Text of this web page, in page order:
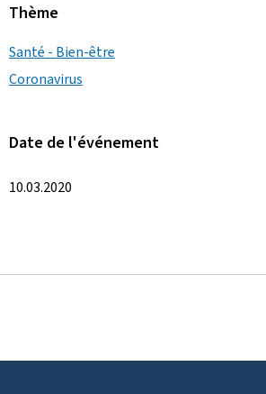
Thème
Santé - Bien-être
Coronavirus
Date de l'événement
10.03.2020